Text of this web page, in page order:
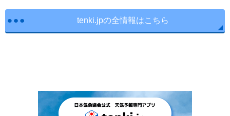
tenki.jpの全情報はこちら